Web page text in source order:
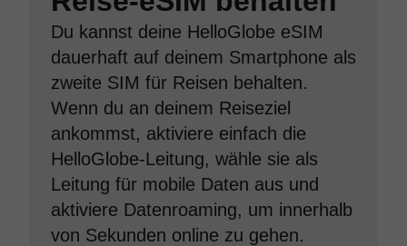
Du kannst deine HelloGlobe eSIM
dauerhaft auf deinem Smartphone als
zweite SIM für Reisen behalten.
Wenn du an deinem Reiseziel
ankommst, aktiviere einfach die
HelloGlobe-Leitung, wähle sie als
Leitung für mobile Daten aus und
aktiviere Datenroaming, um innerhalb
von Sekunden online zu gehen.